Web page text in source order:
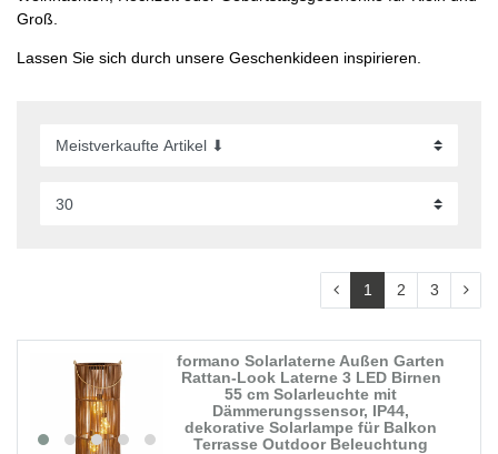
Groß.
Lassen Sie sich durch unsere Geschenkideen inspirieren.
1 2 3
formano Solarlaterne Außen Garten
Rattan-Look Laterne 3 LED Birnen
55 cm Solarleuchte mit
Dämmerungssensor, IP44,
dekorative Solarlampe für Balkon
Terrasse Outdoor Beleuchtung